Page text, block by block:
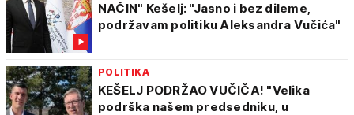
NAČIN" Kešelj: "Jasno i bez dileme,
podržavam politiku Aleksandra Vučića"
POLITIKA
KEŠELJ PODRŽAO VUČIČA! "Velika
podrška našem predsedniku, u